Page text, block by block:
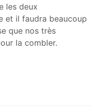
les deux
et il faudra beaucoup
que nos très
la combler.